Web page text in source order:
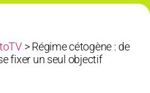
>Régime cétogène : de
fixer un seul objectif